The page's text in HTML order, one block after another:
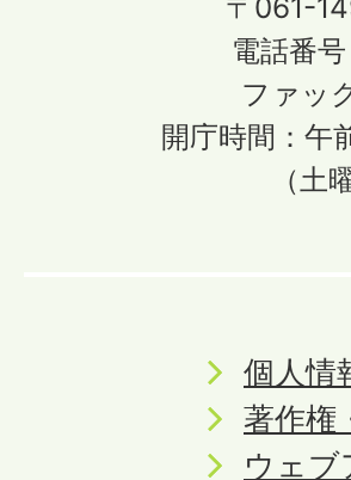
〒061-
電話番
ファッ
開庁時間：午
（
個人情
著作権
ウェ